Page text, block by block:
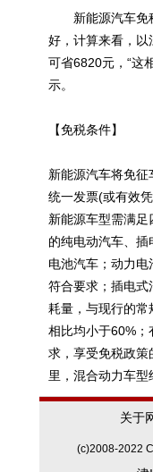
新能源汽车免税
好，计算来看，
可省6820元，“这
示。
【免税条件】
新能源汽车将免征
统一发票(或有效
新能源车型需满足
的纯电动汽车、插
电池汽车；动力电
符合要求；插电式
耗量，与现行的常
相比均小于60%
求，享受免税政
里，混合动力车型
关于
(c)2008-2022